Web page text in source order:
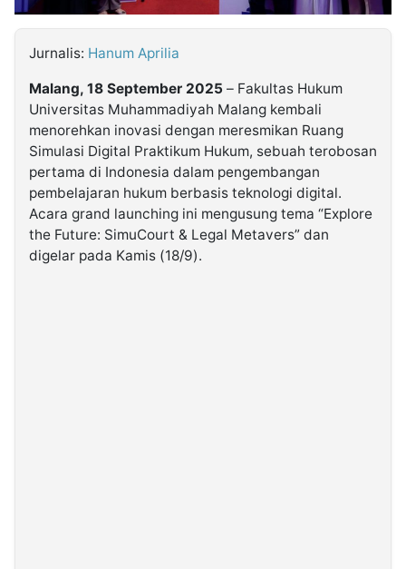
Kabarbaru.co
2026
Jurnalis: Hanum Aprilia
Malang, 18 September 2025 – Fakultas Hukum
Universitas Muhammadiyah Malang kembali
menorehkan inovasi dengan meresmikan Ruang
Simulasi Digital Praktikum Hukum, sebuah terobosan
pertama di Indonesia dalam pengembangan
pembelajaran hukum berbasis teknologi digital.
Acara grand launching ini mengusung tema “Explore
the Future: SimuCourt & Legal Metavers” dan
digelar pada Kamis (18/9).